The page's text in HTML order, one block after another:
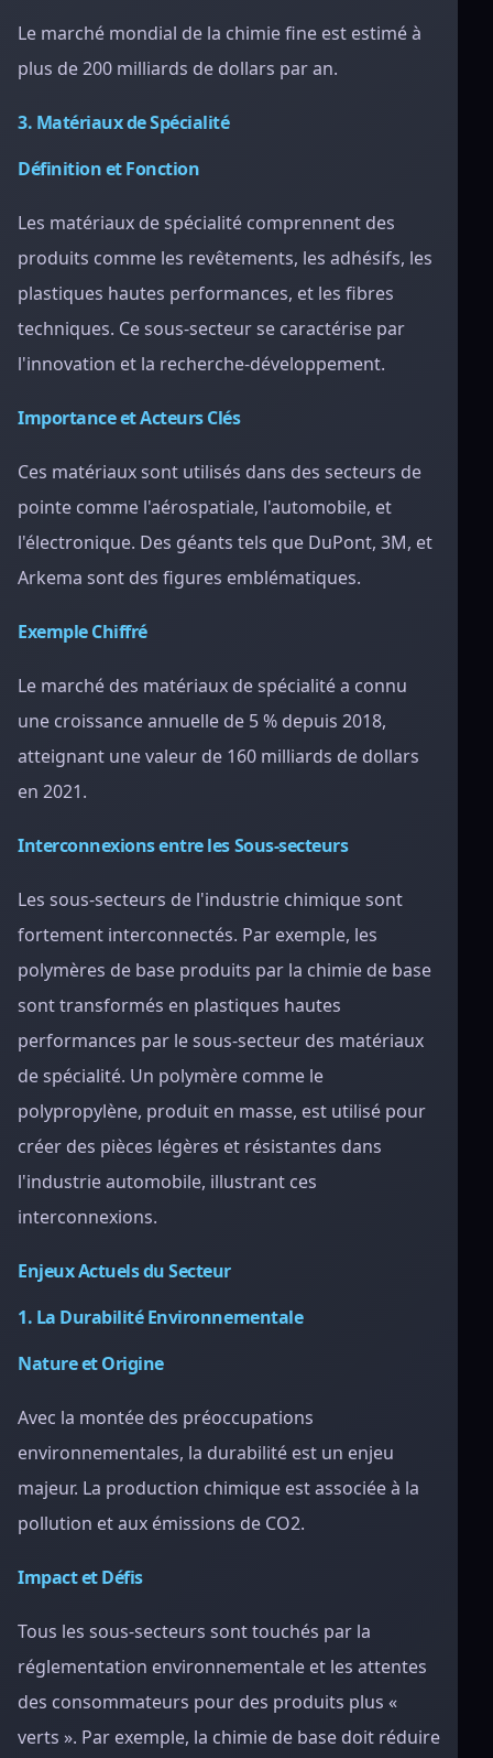
Le marché mondial de la chimie fine est estimé à
plus de 200 milliards de dollars par an.
3. Matériaux de Spécialité
Définition et Fonction
Les matériaux de spécialité comprennent des
produits comme les revêtements, les adhésifs, les
plastiques hautes performances, et les fibres
techniques. Ce sous-secteur se caractérise par
l'innovation et la recherche-développement.
Importance et Acteurs Clés
Ces matériaux sont utilisés dans des secteurs de
pointe comme l'aérospatiale, l'automobile, et
l'électronique. Des géants tels que DuPont, 3M, et
Arkema sont des figures emblématiques.
Exemple Chiffré
Le marché des matériaux de spécialité a connu
une croissance annuelle de 5 % depuis 2018,
atteignant une valeur de 160 milliards de dollars
en 2021.
Interconnexions entre les Sous-secteurs
Les sous-secteurs de l'industrie chimique sont
fortement interconnectés. Par exemple, les
polymères de base produits par la chimie de base
sont transformés en plastiques hautes
performances par le sous-secteur des matériaux
de spécialité. Un polymère comme le
polypropylène, produit en masse, est utilisé pour
créer des pièces légères et résistantes dans
l'industrie automobile, illustrant ces
interconnexions.
Enjeux Actuels du Secteur
1. La Durabilité Environnementale
Nature et Origine
Avec la montée des préoccupations
environnementales, la durabilité est un enjeu
majeur. La production chimique est associée à la
pollution et aux émissions de CO2.
Impact et Défis
Tous les sous-secteurs sont touchés par la
réglementation environnementale et les attentes
des consommateurs pour des produits plus «
verts ». Par exemple, la chimie de base doit réduire